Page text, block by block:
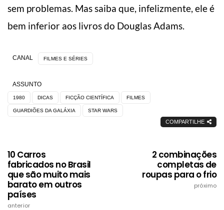
sem problemas. Mas saiba que, infelizmente, ele é
bem inferior aos livros do Douglas Adams.
CANAL FILMES E SÉRIES
ASSUNTO
1980 DICAS FICÇÃO CIENTÍFICA FILMES
GUARDIÕES DA GALÁXIA STAR WARS
COMPARTILHE
10 Carros
fabricados no Brasil
que são muito mais
barato em outros
países
anterior
2 combinações
completas de
roupas para o frio
próximo